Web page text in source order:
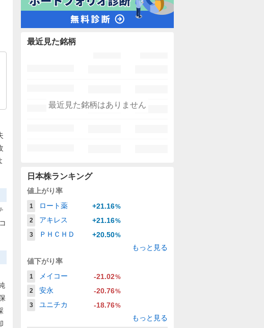
最近見た銘柄
最近見た銘柄はありません
日本株ランキング
値上がり率
1 ロート薬 +21.16%
2
アキレス +21.16%
3
ＰＨＣＨＤ +20.50%
もっと見る
値下がり率
1 メイコー -21.02%
2
安永 -20.76%
3
ユニチカ -18.76%
もっと見る